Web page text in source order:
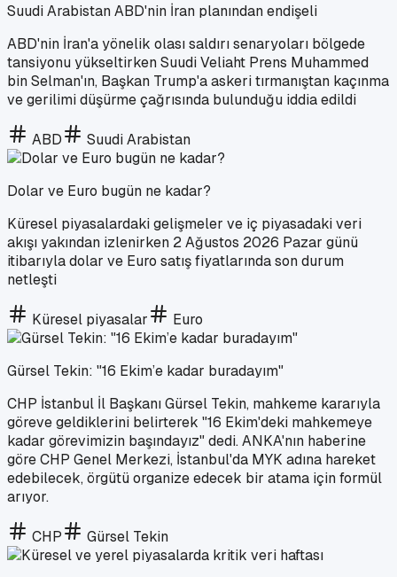
Suudi Arabistan ABD'nin İran planından endişeli
ABD'nin İran'a yönelik olası saldırı senaryoları bölgede
tansiyonu yükseltirken Suudi Veliaht Prens Muhammed
bin Selman'ın, Başkan Trump'a askeri tırmanıştan kaçınma
ve gerilimi düşürme çağrısında bulunduğu iddia edildi
ABD Suudi Arabistan
Dolar ve Euro bugün ne kadar?
Küresel piyasalardaki gelişmeler ve iç piyasadaki veri
akışı yakından izlenirken 2 Ağustos 2026 Pazar günü
itibarıyla dolar ve Euro satış fiyatlarında son durum
netleşti
Küresel piyasalar Euro
Gürsel Tekin: "16 Ekim’e kadar buradayım"
CHP İstanbul İl Başkanı Gürsel Tekin, mahkeme kararıyla
göreve geldiklerini belirterek "16 Ekim'deki mahkemeye
kadar görevimizin başındayız" dedi. ANKA'nın haberine
göre CHP Genel Merkezi, İstanbul'da MYK adına hareket
edebilecek, örgütü organize edecek bir atama için formül
arıyor.
CHP Gürsel Tekin